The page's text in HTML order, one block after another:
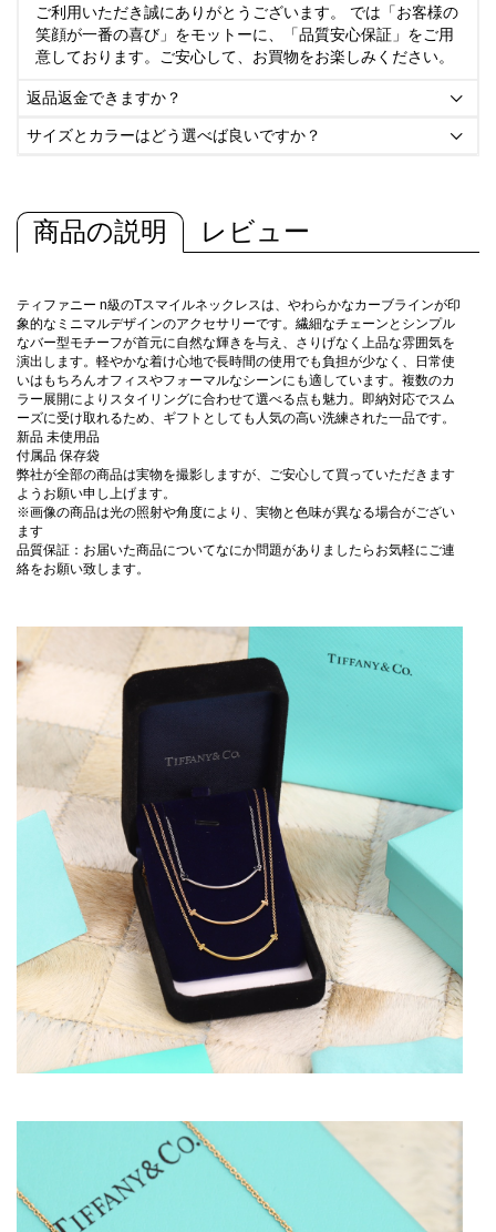
ご利用いただき誠にありがとうございます。 では「お客様の
笑顔が一番の喜び」をモットーに、「品質安心保証」をご用
意しております。ご安心して、お買物をお楽しみください。
返品返金できますか？ 
サイズとカラーはどう選べば良いですか？ 
商品の説明 レビュー
ティファニー n級のTスマイルネックレスは、やわらかなカーブラインが印
象的なミニマルデザインのアクセサリーです。繊細なチェーンとシンプル
なバー型モチーフが首元に自然な輝きを与え、さりげなく上品な雰囲気を
演出します。軽やかな着け心地で長時間の使用でも負担が少なく、日常使
いはもちろんオフィスやフォーマルなシーンにも適しています。複数のカ
ラー展開によりスタイリングに合わせて選べる点も魅力。即納対応でスム
ーズに受け取れるため、ギフトとしても人気の高い洗練された一品です。
新品 未使用品
付属品 保存袋
弊社が全部の商品は実物を撮影しますが、ご安心して買っていただきます
ようお願い申し上げます。
※画像の商品は光の照射や角度により、実物と色味が異なる場合がござい
ます
品質保証：お届いた商品についてなにか問題がありましたらお気軽にご連
絡をお願い致します。